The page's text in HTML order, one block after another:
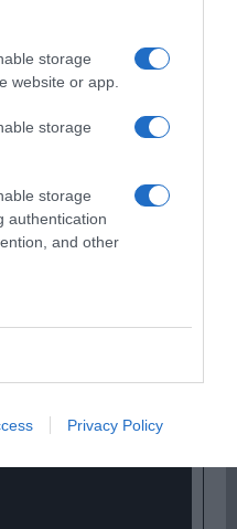
storage
website or app.
storage
storage
authentication
and other
Privacy Policy